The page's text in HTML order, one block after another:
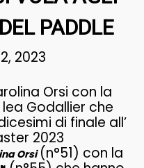
PADDLE
2023
Orsi con la
Godallier che
di finale all’
2023
Orsi (n°51) con la